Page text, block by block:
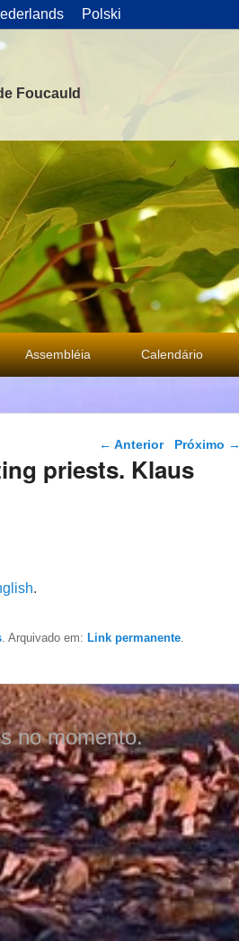
Polski
Foucauld
Assembléia Calendário
Navegação das
← Anterior Próximo →
priests. Klaus
.
. Arquivado em: Link permanente
no momento.